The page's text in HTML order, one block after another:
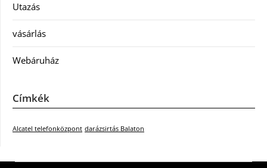
Utazás
vásárlás
Webáruház
Címkék
Alcatel telefonközpont darázsirtás Balaton